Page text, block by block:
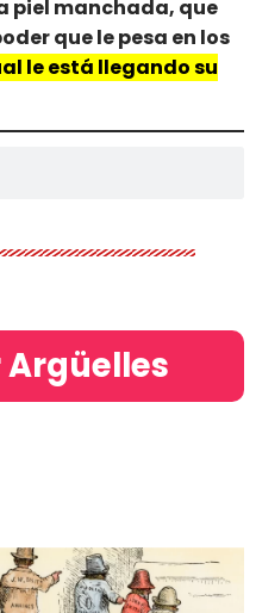
piel manchada, que
que le pesa en los
le está llegando su
Argüelles